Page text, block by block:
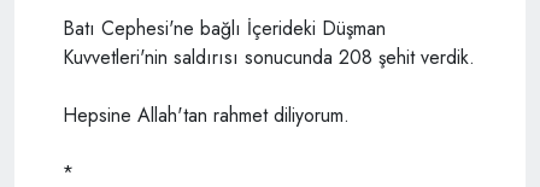
Batı Cephesi'ne bağlı İçerideki Düşman
Kuvvetleri'nin saldırısı sonucunda 208 şehit verdik.
Hepsine Allah'tan rahmet diliyorum.
*